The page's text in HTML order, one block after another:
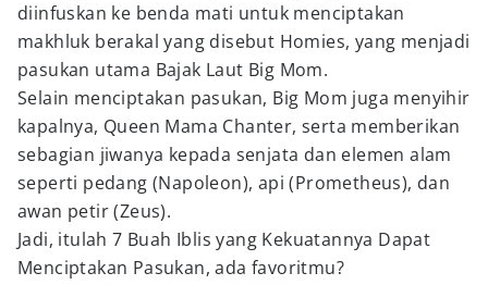
diinfuskan ke benda mati untuk menciptakan
makhluk berakal yang disebut Homies, yang menjadi
pasukan utama Bajak Laut Big Mom.
Selain menciptakan pasukan, Big Mom juga menyihir
kapalnya, Queen Mama Chanter, serta memberikan
sebagian jiwanya kepada senjata dan elemen alam
seperti pedang (Napoleon), api (Prometheus), dan
awan petir (Zeus).
Jadi, itulah 7 Buah Iblis yang Kekuatannya Dapat
Menciptakan Pasukan, ada favoritmu?